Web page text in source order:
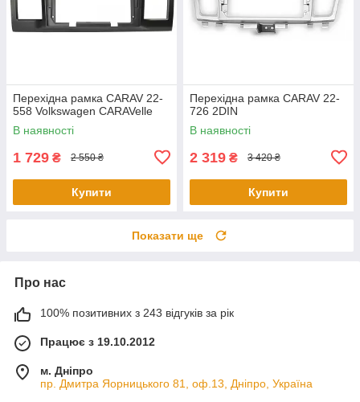
Перехідна рамка CARAV 22-
558 Volkswagen CARAVelle
В наявності
1 729 ₴ 2 550 ₴
Купити
Перехідна рамка CARAV 22-
726 2DIN
В наявності
2 319 ₴ 3 420 ₴
Купити
Показати ще
Про нас
100% позитивних з 243 відгуків за рік
Працює з 19.10.2012
м. Дніпро
пр. Дмитра Яорницького 81, оф.13, Дніпро, Україна